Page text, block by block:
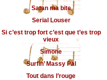
Satan ma bite
Serial Louser
Si c’est trop fort c’est que t’es trop
vieux
Simone
Surfin’ Massy Pal
Tout dans l’rouge